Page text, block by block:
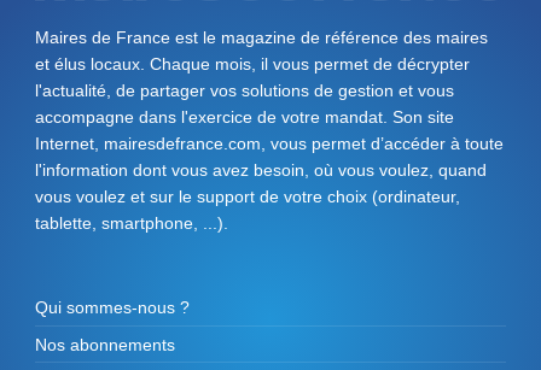
Maires de France est le magazine de référence des maires
et élus locaux. Chaque mois, il vous permet de décrypter
l'actualité, de partager vos solutions de gestion et vous
accompagne dans l'exercice de votre mandat. Son site
Internet, mairesdefrance.com, vous permet d’accéder à toute
l'information dont vous avez besoin, où vous voulez, quand
vous voulez et sur le support de votre choix (ordinateur,
tablette, smartphone, ...).
Qui sommes-nous ?
Nos abonnements